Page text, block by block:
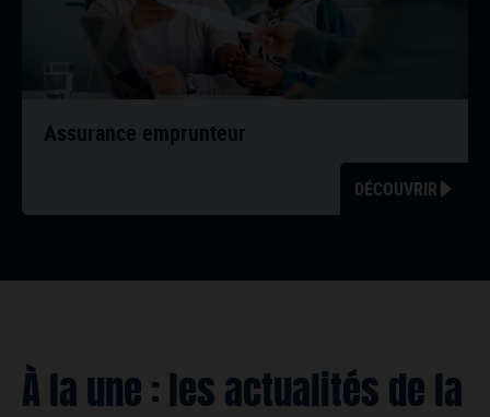
Assurance emprunteur
DÉCOUVRIR
À la une : les actualités de la